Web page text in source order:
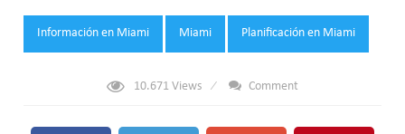
Tags:
Información en Miami Miami Planificación en Miami
10.671Views Comment